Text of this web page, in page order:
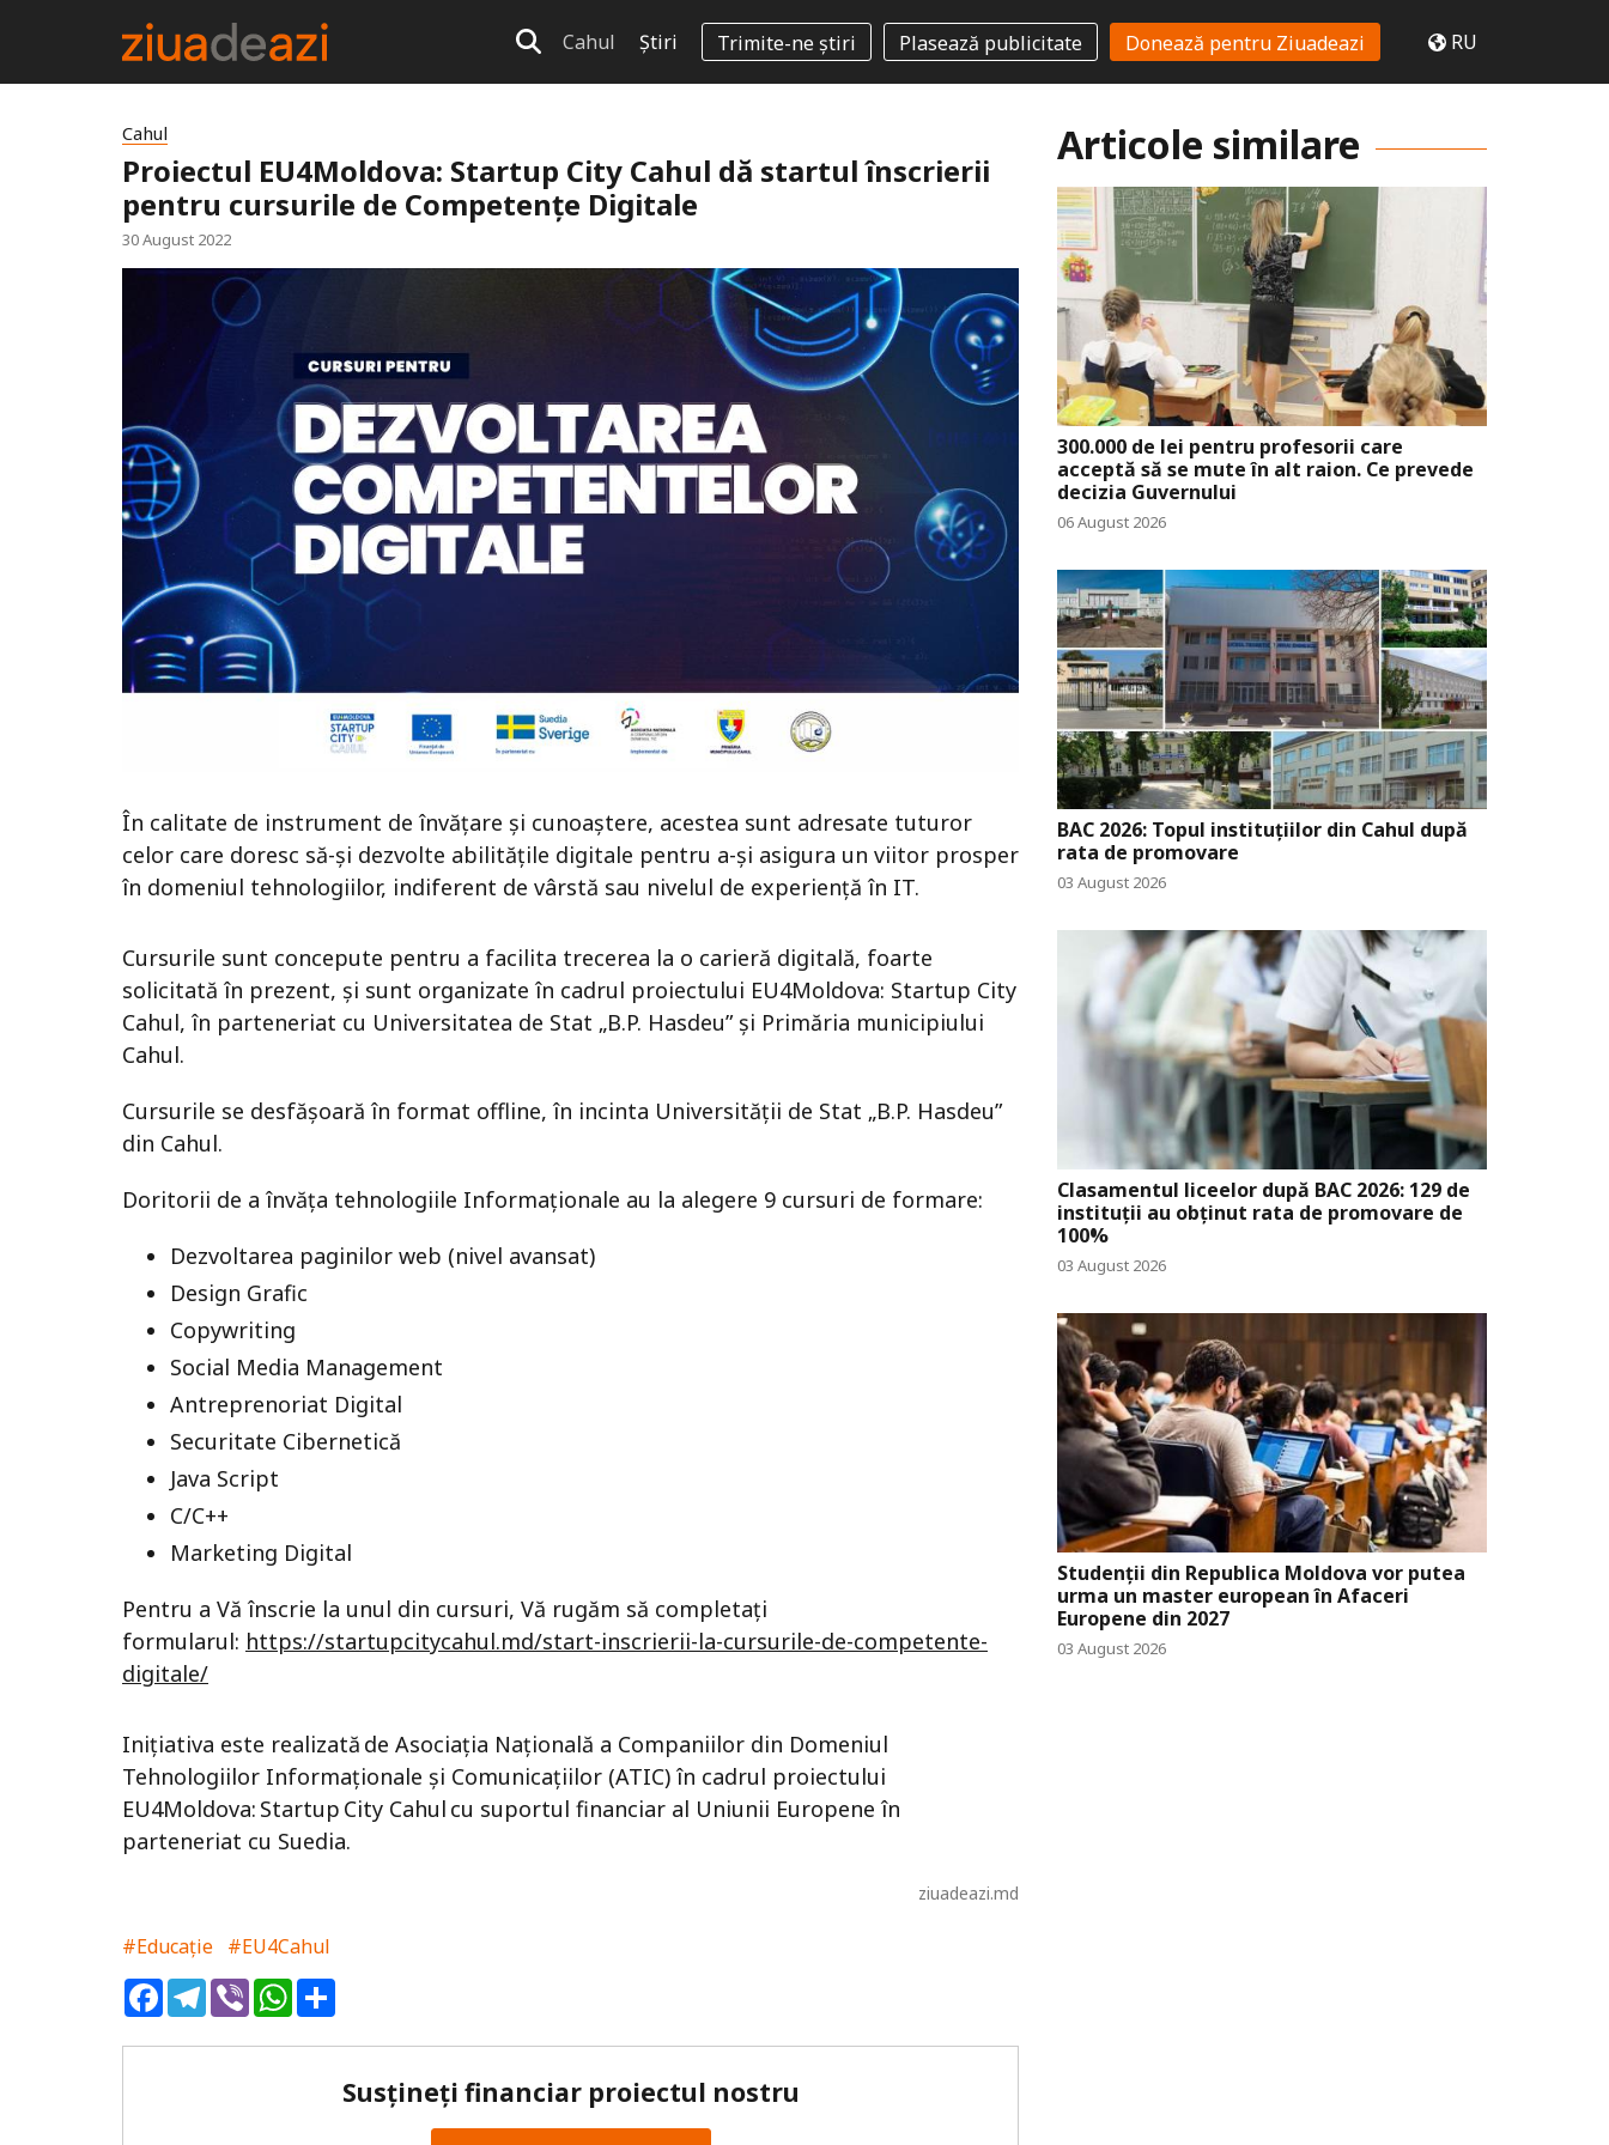
Cahul Știri Trimite-ne știri Plasează publicitate Donează pentru Ziuadeazi RU
Cahul
Proiectul EU4Moldova: Startup City Cahul dă startul înscrierii
pentru cursurile de Competențe Digitale
30 August 2022
În calitate de instrument de învățare și cunoaștere, acestea sunt adresate tuturor
celor care doresc să-și dezvolte abilitățile digitale pentru a-și asigura un viitor prosper
în domeniul tehnologiilor, indiferent de vârstă sau nivelul de experiență în IT.
Cursurile sunt concepute pentru a facilita trecerea la o carieră digitală, foarte
solicitată în prezent, și sunt organizate în cadrul proiectului EU4Moldova: Startup City
Cahul, în parteneriat cu Universitatea de Stat „B.P. Hasdeu” și Primăria municipiului
Cahul.
Cursurile se desfășoară în format offline, în incinta Universității de Stat „B.P. Hasdeu”
din Cahul.
Doritorii de a învăța tehnologiile Informaționale au la alegere 9 cursuri de formare:
Dezvoltarea paginilor web (nivel avansat)
Design Grafic
Copywriting
Social Media Management
Antreprenoriat Digital
Securitate Cibernetică
Java Script
C/C++
Marketing Digital
Pentru a Vă înscrie la unul din cursuri, Vă rugăm să completați
formularul: https://startupcitycahul.md/start-inscrierii-la-cursurile-de-competente-
digitale/
Inițiativa este realizată de Asociația Națională a Companiilor din Domeniul
Tehnologiilor Informaționale și Comunicațiilor (ATIC) în cadrul proiectului
EU4Moldova: Startup City Cahul cu suportul financiar al Uniunii Europene în
parteneriat cu Suedia.
ziuadeazi.md
#Educație #EU4Cahul
FacebookTelegram
ViberWhatsApp
Susțineți financiar proiectul nostru
Articole similare
300.000 de lei pentru profesorii care
acceptă să se mute în alt raion. Ce prevede
decizia Guvernului
06 August 2026
BAC 2026: Topul instituțiilor din Cahul după
rata de promovare
03 August 2026
Clasamentul liceelor după BAC 2026: 129 de
instituții au obținut rata de promovare de
100%
03 August 2026
Studenții din Republica Moldova vor putea
urma un master european în Afaceri
Europene din 2027
03 August 2026